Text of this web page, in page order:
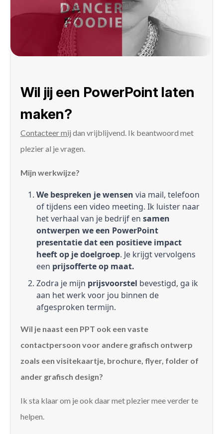
Wil jij een PowerPoint laten
maken?
Contacteer mij dan vrijblijvend. Ik beantwoord met
plezier al je vragen.
Mijn werkwijze?
We bespreken je wensen via mail, telefoon
of tijdens een video meeting. Ik luister naar
het verhaal van je bedrijf en samen
ontwerpen we een PowerPoint
presentatie dat een positieve impact
heeft op je doelgroep. Je krijgt vervolgens
een prijsofferte op maat.
Zodra je mijn prijsvoorstel bevestigd, ga ik
aan het werk voor jou binnen de
afgesproken termijn.
Wil je naast een PPT ook een vaste
contactpersoon voor andere grafisch ontwerp
zoals een visitekaartje, brochure, flyer, folder of
ander grafisch design?
Ik sta klaar om je ook daar met plezier mee verder te
helpen.